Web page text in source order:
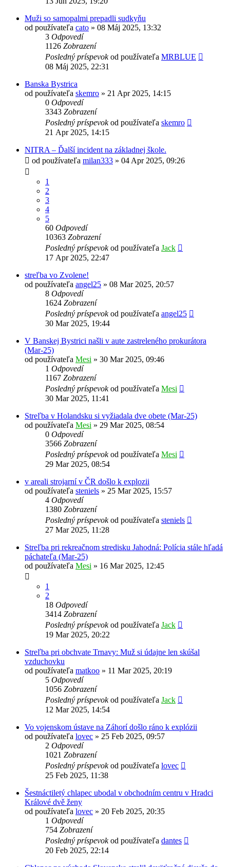
Muži so samopalmi prepadli sudkyňu
od používateľa cato » 08 Máj 2025, 13:32
3 Odpovedí
1126 Zobrazení
Posledný príspevokod používateľa MRBLUE
08 Máj 2025, 22:31
Banska Bystrica
od používateľa skemro » 21 Apr 2025, 14:15
0 Odpovedí
3343 Zobrazení
Posledný príspevokod používateľa skemro
21 Apr 2025, 14:15
NITRA – Ďalší incident na základnej škole.
od používateľa milan333 » 04 Apr 2025, 09:26
1
2
3
4
5
60 Odpovedí
10363 Zobrazení
Posledný príspevokod používateľa Jack
17 Apr 2025, 22:47
streľba vo Zvolene!
od používateľa angel25 » 08 Mar 2025, 20:57
8 Odpovedí
1624 Zobrazení
Posledný príspevokod používateľa angel25
30 Mar 2025, 19:44
V Banskej Bystrici našli v aute zastreleného prokurátora
(Mar-25)
od používateľa Mesi » 30 Mar 2025, 09:46
1 Odpovedí
1167 Zobrazení
Posledný príspevokod používateľa Mesi
30 Mar 2025, 11:41
Streľba v Holandsku si vyžiadala dve obete (Mar-25)
od používateľa Mesi » 29 Mar 2025, 08:54
0 Odpovedí
3566 Zobrazení
Posledný príspevokod používateľa Mesi
29 Mar 2025, 08:54
v areali strojarní v ČR došlo k explozii
od používateľa steniels » 25 Mar 2025, 15:57
4 Odpovedí
1380 Zobrazení
Posledný príspevokod používateľa steniels
27 Mar 2025, 11:28
Streľba pri rekreačnom stredisku Jahodná: Polícia stále hľadá
páchateľa (Mar-25)
od používateľa Mesi » 16 Mar 2025, 12:45
1
2
18 Odpovedí
3414 Zobrazení
Posledný príspevokod používateľa Jack
19 Mar 2025, 20:22
Streľba pri obchvate Trnavy: Muž si údajne len skúšal
vzduchovku
od používateľa matkoo » 11 Mar 2025, 20:19
5 Odpovedí
1056 Zobrazení
Posledný príspevokod používateľa Jack
12 Mar 2025, 14:54
Vo vojenskom ústave na Záhorí došlo ráno k explózii
od používateľa lovec » 25 Feb 2025, 09:57
2 Odpovedí
1021 Zobrazení
Posledný príspevokod používateľa lovec
25 Feb 2025, 11:38
Šestnáctiletý chlapec ubodal v obchodním centru v Hradci
Králové dvě ženy
od používateľa lovec » 20 Feb 2025, 20:35
1 Odpovedí
754 Zobrazení
Posledný príspevokod používateľa dantes
20 Feb 2025, 22:14